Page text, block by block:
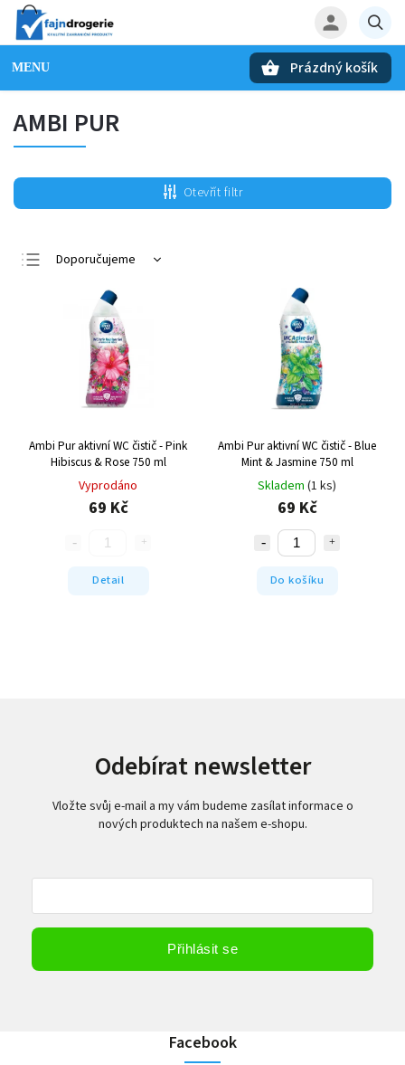
Prázdný košík
AMBI PUR
Otevřít filtr
Doporučujeme
Nejlevnější
Nejdražší
Nejprodávanější
Abecedně
Ambi Pur aktivní WC čistič - Pink
Hibiscus & Rose 750 ml
Vyprodáno
69 Kč
Detail
Ambi Pur aktivní WC čistič - Blue
Mint & Jasmine 750 ml
Skladem (1 ks)
69 Kč
Do košíku
Odebírat newsletter
Vložte svůj e-mail a my vám budeme zasílat informace o
nových produktech na našem e-shopu.
Přihlásit se
Facebook